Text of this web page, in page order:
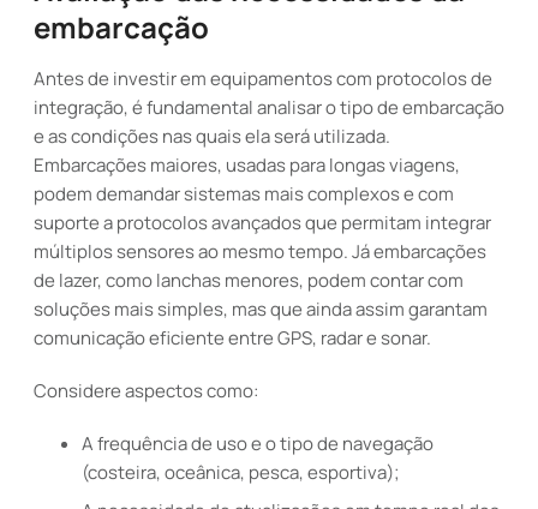
embarcação
Antes de investir em equipamentos com protocolos de
integração, é fundamental analisar o tipo de embarcação
e as condições nas quais ela será utilizada.
Embarcações maiores, usadas para longas viagens,
podem demandar sistemas mais complexos e com
suporte a protocolos avançados que permitam integrar
múltiplos sensores ao mesmo tempo. Já embarcações
de lazer, como lanchas menores, podem contar com
soluções mais simples, mas que ainda assim garantam
comunicação eficiente entre GPS, radar e sonar.
Considere aspectos como:
A frequência de uso e o tipo de navegação
(costeira, oceânica, pesca, esportiva);